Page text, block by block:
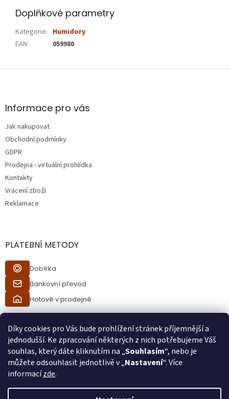
Díky cookies pro Vás bude prohlížení stránek příjemnější a
jednodušší. Ke zpracování některých z nich potřebujeme Váš
souhlas, který dáte kliknutím na „Souhlasím“, nebo je
můžete odsouhlasit jednotlivě v „Nastavení“. Více
informacízde.
Doplňkové parametry
Kategorie: Humidory
EAN: 059980
Z
aInformace pro vás
Jak nakupovat
Obchodní podmínky
GDPR
Prodejna - virtuální prohlídka
Kontakty
Vrácení zboží
Reklamace
PLATEBNÍ METODY
Dobírka
Bankovní převod
Hotově v prodejně